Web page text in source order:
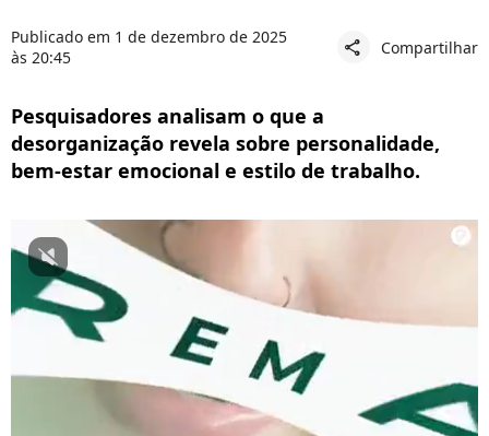
Publicado em 1 de dezembro de 2025
às 20:45
share Compartilhar
Pesquisadores analisam o que a
desorganização revela sobre personalidade,
bem-estar emocional e estilo de trabalho.